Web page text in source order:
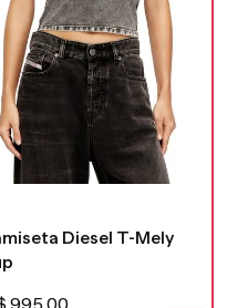
Diesel T-Mely